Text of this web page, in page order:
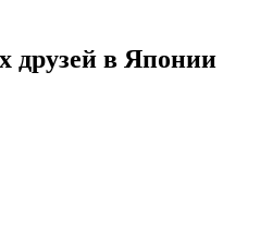
друзей в Японии